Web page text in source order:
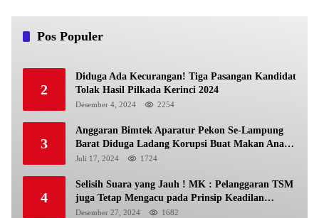
Pos Populer
2
Diduga Ada Kecurangan! Tiga Pasangan Kandidat
Tolak Hasil Pilkada Kerinci 2024
Desember 4, 2024 2254
3
Anggaran Bimtek Aparatur Pekon Se-Lampung
Barat Diduga Ladang Korupsi Buat Makan Anak
Istri
Juli 17, 2024 1724
4
Selisih Suara yang Jauh ! MK : Pelanggaran TSM
juga Tetap Mengacu pada Prinsip Keadilan
Pemilu
Desember 27, 2024 1682